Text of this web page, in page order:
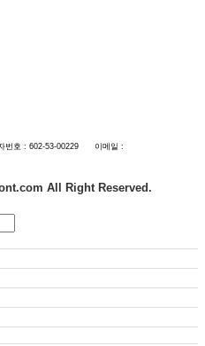
번호 : 602-53-00229 이메일 :
All Right Reserved.